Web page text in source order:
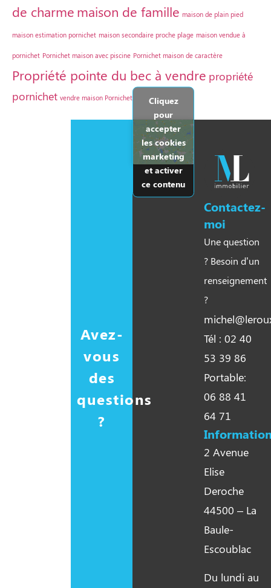
de charme maison de famille maison de plain pied
maison estimation pornichet maison secondaire proche plage maison vendue à
pornichet Pornichet maison avec piscine Pornichet maison de caractère
Propriété pointe du bec à vendre propriété
pornichet vendre maison Pornichet
Avez-
vous
des
questions
?
Cliquez
pour
accepter
les cookies
marketing
et activer
ce contenu
Contactez-
moi
Une question
? Besoin d’un
renseignement
?
Tél : 02 40
53 39 86
Portable:
06 88 41
64 71
2 Avenue
Elise
Deroche
44500 – La
Baule-
Escoublac
Du lundi au